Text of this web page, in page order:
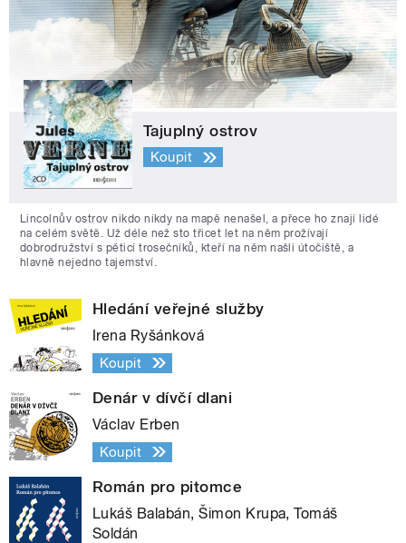
Tajuplný ostrov
Koupit
Lincolnův ostrov nikdo nikdy na mapě nenašel, a přece ho znají lidé
na celém světě. Už déle než sto třicet let na něm prožívají
dobrodružství s pěticí trosečníků, kteří na něm našli útočiště, a
hlavně nejedno tajemství.
Hledání veřejné služby
Irena Ryšánková
Koupit
Denár v dívčí dlani
Václav Erben
Koupit
Román pro pitomce
Lukáš Balabán, Šimon Krupa, Tomáš
Soldán